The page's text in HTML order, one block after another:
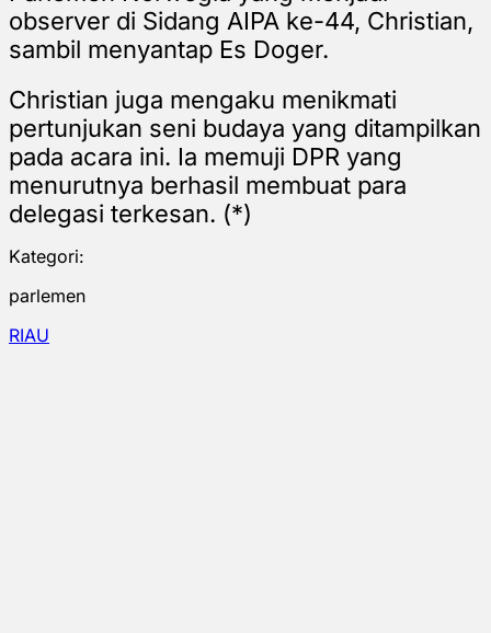
observer di Sidang AIPA ke-44, Christian,
sambil menyantap Es Doger.
Christian juga mengaku menikmati
pertunjukan seni budaya yang ditampilkan
pada acara ini. Ia memuji DPR yang
menurutnya berhasil membuat para
delegasi terkesan. (*)
Kategori:
parlemen
RIAU